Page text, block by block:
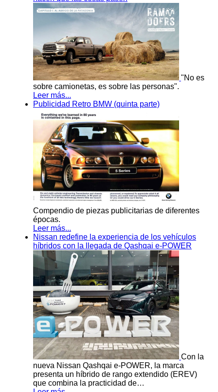
"No es
sobre camionetas, es sobre las personas".
Leer más...
Publicidad Retro BMW (quinta parte)
Compendio de piezas publicitarias de diferentes
épocas.
Leer más...
Nissan redefine la experiencia de los vehículos
híbridos con la llegada de Qashqai e-POWER
Con la
nueva Nissan Qashqai e-POWER, la marca
presenta un híbrido de rango extendido (EREV)
que combina la practicidad de…